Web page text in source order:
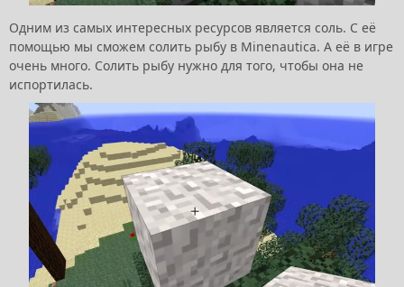
Одним из самых интересных ресурсов является соль. С её
помощью мы сможем солить рыбу в Minenautica. А её в игре
очень много. Солить рыбу нужно для того, чтобы она не
испортилась.